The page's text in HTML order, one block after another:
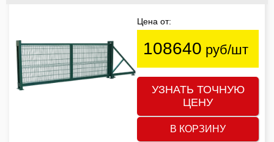
Цена от:
108640 руб/шт
УЗНАТЬ ТОЧНУЮ
ЦЕНУ
В КОРЗИНУ